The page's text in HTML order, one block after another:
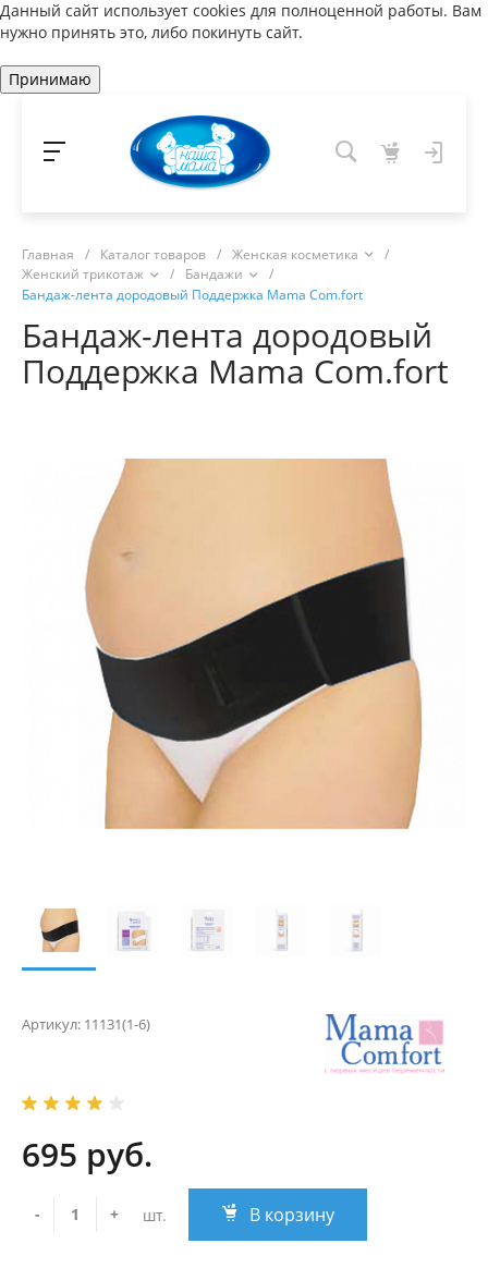
Данный сайт использует cookies для полноценной работы. Вам
нужно принять это, либо покинуть сайт.
Принимаю
Главная / Каталог товаров / Женская косметика
/
Женский трикотаж
/ Бандажи
/
Бандаж-лента дородовый Поддержка Mama Com.fort
Бандаж-лента дородовый
Поддержка Mama Com.fort
Артикул: 11131(1-6)
695 руб.
- + шт. В корзину